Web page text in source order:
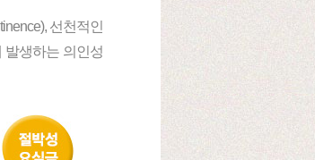
선천적인
발생하는 의인성